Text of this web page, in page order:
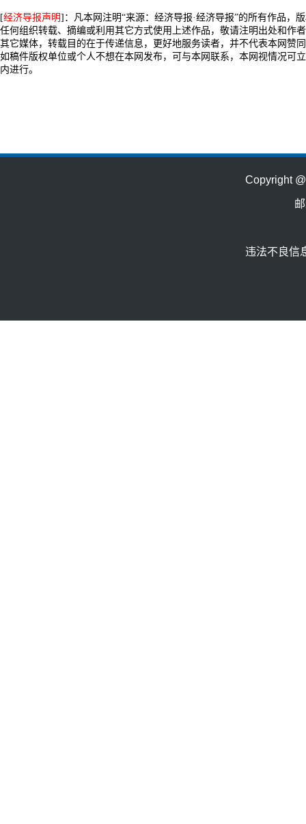
[经济导报声明]：凡本网注明“来源：经济导报·经济导报”的所有作品，
任何组织转载、摘编或利用其它方式使用上述作品，敬请注明出处和作
其它媒体，转载目的在于传递信息，更好地服务读者，并不代表本网赞
如稿件版权单位或个人不想在本网发布，可与本网联系，本网视情况可
内进行。
Copyright
违法不良信